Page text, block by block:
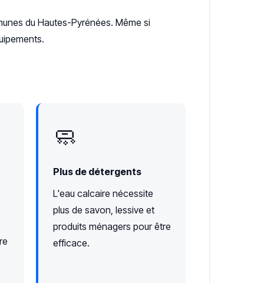
du Hautes-Pyrénées. Même si
🧼
Plus de détergents
L'eau calcaire nécessite
plus de savon, lessive et
produits ménagers pour être
efficace.